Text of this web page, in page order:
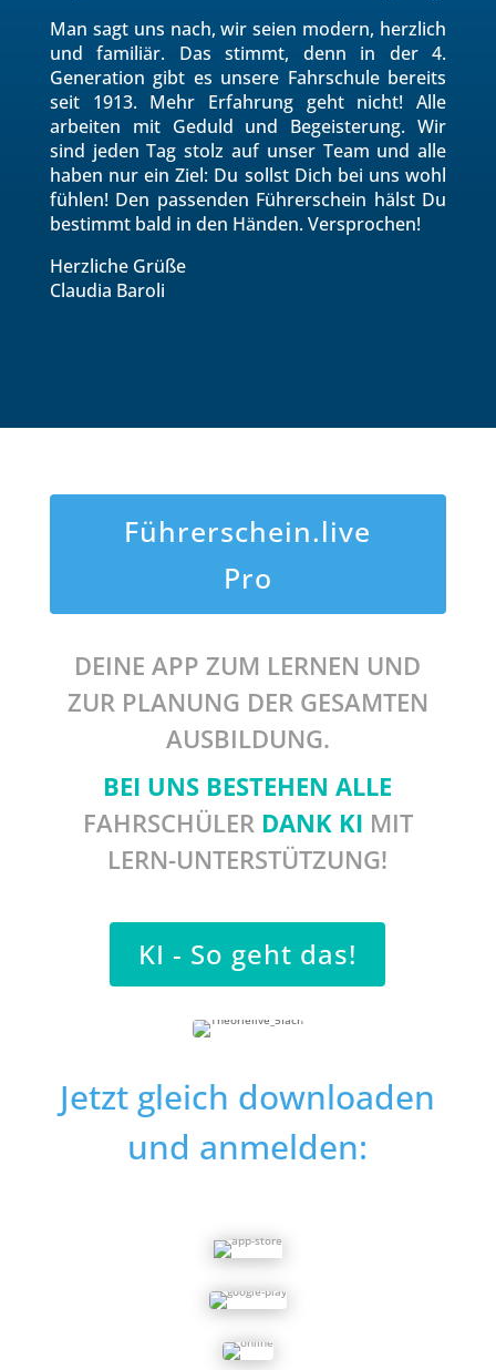
Man sagt uns nach, wir seien modern, herzlich
und familiär. Das stimmt, denn in der 4.
Generation gibt es unsere Fahrschule bereits
seit 1913. Mehr Erfahrung geht nicht! Alle
arbeiten mit Geduld und Begeisterung. Wir
sind jeden Tag stolz auf unser Team und alle
haben nur ein Ziel: Du sollst Dich bei uns wohl
fühlen! Den passenden Führerschein hälst Du
bestimmt bald in den Händen. Versprochen!
Herzliche Grüße
Claudia Baroli
Führerschein.live
Pro
DEINE APP ZUM LERNEN UND
ZUR PLANUNG DER GESAMTEN
AUSBILDUNG.
BEI UNS BESTEHEN ALLE
FAHRSCHÜLER DANK KI MIT
LERN-UNTERSTÜTZUNG!
KI - So geht das!
Jetzt gleich downloaden
und anmelden: